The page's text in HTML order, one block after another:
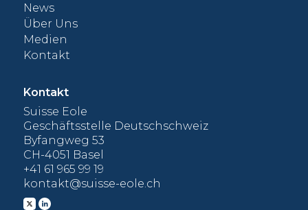
News
Über Uns
Medien
Kontakt
Kontakt
Suisse Eole
Geschäftsstelle Deutschschweiz
Byfangweg 53
CH-4051 Basel
+41 61 965 99 19
kontakt@suisse-eole.ch